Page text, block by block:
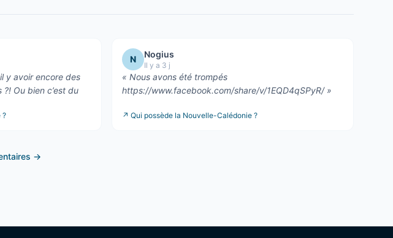
y avoir encore des
Ou bien c’est du
?
N Nogius
Il y a 3 j
«Nous avons été trompés
https://www.facebook.com/share/v/1EQD4qSPyR/»
↗Qui possède la Nouvelle-Calédonie ?
→